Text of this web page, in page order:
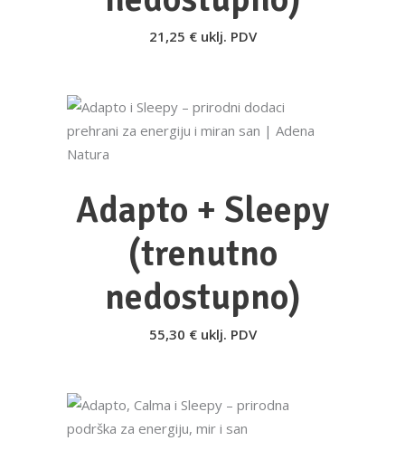
21,25 € uklj. PDV
DODAJ U KOŠARICU
Adapto + Sleepy
(trenutno
nedostupno)
55,30 € uklj. PDV
DODAJ U KOŠARICU